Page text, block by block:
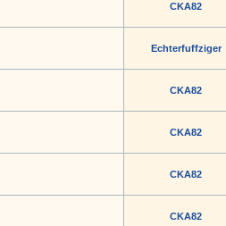
CKA82
Echterfuffziger
CKA82
CKA82
CKA82
CKA82